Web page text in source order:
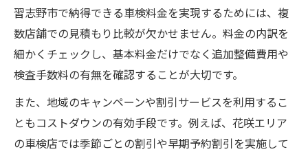
習志野市で納得できる車検料金を実現するためには、複
数店舗での見積もり比較が欠かせません。料金の内訳を
細かくチェックし、基本料金だけでなく追加整備費用や
検査手数料の有無を確認することが大切です。
また、地域のキャンペーンや割引サービスを利用するこ
ともコストダウンの有効手段です。例えば、花咲エリア
の車検店では季節ごとの割引や早期予約割引を実施して